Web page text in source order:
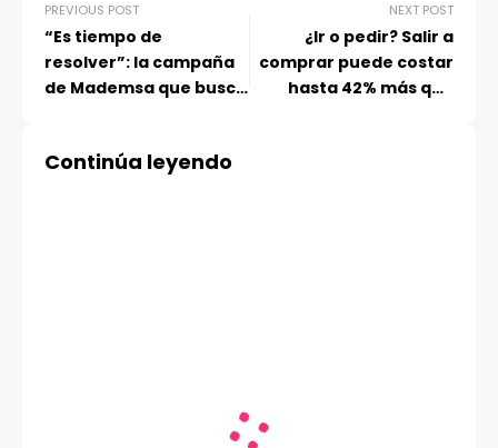
PREVIOUS POST
“Es tiempo de
resolver”: la campaña
de Mademsa que busca
hogar en invierno
NEXT POST
¿Ir o pedir? Salir a
comprar puede costar
hasta 42% más que
Continúa leyendo